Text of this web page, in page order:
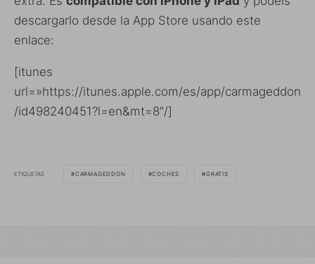
descargarlo desde la App Store usando este
enlace:
[itunes
url=»https://itunes.apple.com/es/app/carmageddon
/id498240451?l=en&mt=8″/]
ETIQUETAS CARMAGEDDON COCHES GRATIS